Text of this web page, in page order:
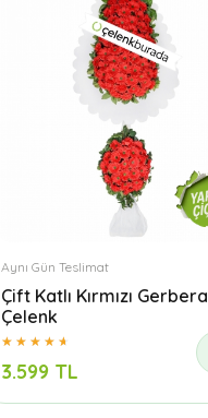
Aynı Gün Teslimat
Çift Katlı Kırmızı Gerbera
Çelenk
3.599 TL